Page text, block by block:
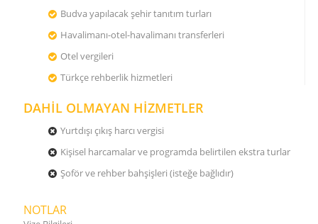
Budva yapılacak şehir tanıtım turları
Havalimanı-otel-havalimanı transferleri
Otel vergileri
Türkçe rehberlik hizmetleri
DAHİL OLMAYAN HİZMETLER
Yurtdışı çıkış harcı vergisi
Kişisel harcamalar ve programda belirtilen ekstra turlar
Şoför ve rehber bahşişleri (isteğe bağlıdır)
NOTLAR